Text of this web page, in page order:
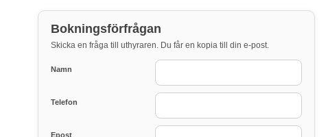
Bokningsförfrågan
Skicka en fråga till uthyraren. Du får en kopia till din e-post.
Namn
Telefon
Epost